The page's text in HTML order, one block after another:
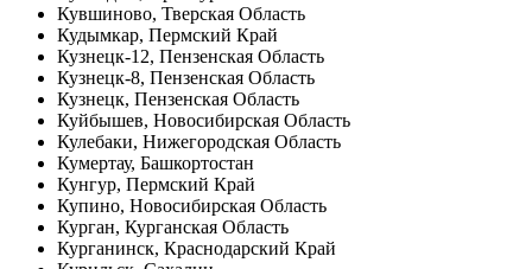
Кувшиново, Тверская Область
Кудымкар, Пермский Край
Кузнецк-12, Пензенская Область
Кузнецк-8, Пензенская Область
Кузнецк, Пензенская Область
Куйбышев, Новосибирская Область
Кулебаки, Нижегородская Область
Кумертау, Башкортостан
Кунгур, Пермский Край
Купино, Новосибирская Область
Курган, Курганская Область
Курганинск, Краснодарский Край